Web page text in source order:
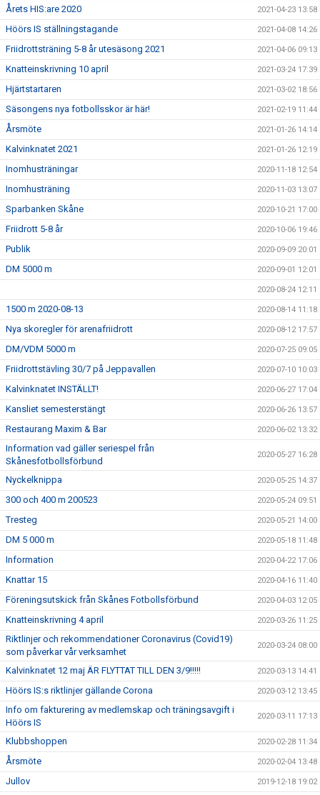
Årets HIS:are 2020 2021-04-23 13:58
Höörs IS ställningstagande 2021-04-08 14:26
Friidrottsträning 5-8 år utesäsong 2021 2021-04-06 09:13
Knatteinskrivning 10 april 2021-03-24 17:39
Hjärtstartaren 2021-03-02 18:56
Säsongens nya fotbollsskor är här! 2021-02-19 11:44
Årsmöte 2021-01-26 14:14
Kalvinknatet 2021 2021-01-26 12:19
Inomhusträningar 2020-11-18 12:54
Inomhusträning 2020-11-03 13:07
Sparbanken Skåne 2020-10-21 17:00
Friidrott 5-8 år 2020-10-06 19:46
Publik 2020-09-09 20:01
DM 5000 m 2020-09-01 12:01
2020-08-24 12:11
1500 m 2020-08-13 2020-08-14 11:18
Nya skoregler för arenafriidrott 2020-08-12 17:57
DM/VDM 5000 m 2020-07-25 09:05
Friidrottstävling 30/7 på Jeppavallen 2020-07-10 10:03
Kalvinknatet INSTÄLLT! 2020-06-27 17:04
Kansliet semesterstängt 2020-06-26 13:57
Restaurang Maxim & Bar 2020-06-02 13:32
Information vad gäller seriespel från
Skånesfotbollsförbund
2020-05-27 16:28
Nyckelknippa 2020-05-25 14:37
300 och 400 m 200523 2020-05-24 09:51
Tresteg 2020-05-21 14:00
DM 5 000 m 2020-05-18 11:48
Information 2020-04-22 17:06
Knattar 15 2020-04-16 11:40
Föreningsutskick från Skånes Fotbollsförbund 2020-04-03 12:05
Knatteinskrivning 4 april 2020-03-26 11:25
Riktlinjer och rekommendationer Coronavirus (Covid19)
som påverkar vår verksamhet
2020-03-24 08:00
Kalvinknatet 12 maj ÄR FLYTTAT TILL DEN 3/9!!!!! 2020-03-13 14:41
Höörs IS:s riktlinjer gällande Corona 2020-03-12 13:45
Info om fakturering av medlemskap och träningsavgift i
Höörs IS
2020-03-11 17:13
Klubbshoppen 2020-02-28 11:34
Årsmöte 2020-02-04 13:48
Jullov 2019-12-18 19:02